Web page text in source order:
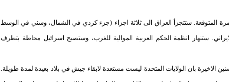
المتوقعة. ستتجزأ العراق الى ثلاثة اجزاء (جزء كردي في الشمال، وسني في الوسط
ستنهار انظمة الحكم العربية الموالية للغرب، وستصبح اسرائيل محاطة بتطرف
الاخيرة بان الولايات المتحدة ليست مستعدة لابقاء جيش في بلاد بعيدة لمدة طويلة.